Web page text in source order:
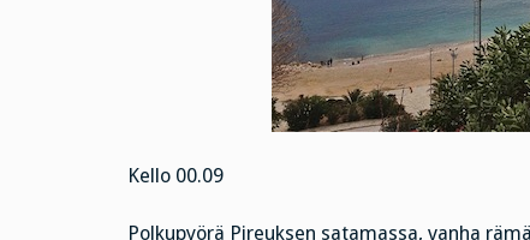
Kello 00.09
Polkupyörä Pireuksen satamassa, vanha